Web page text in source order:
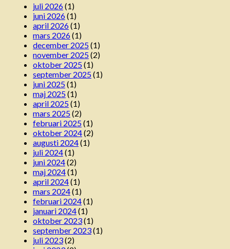
juli 2026(1)
juni 2026(1)
april 2026(1)
mars 2026(1)
december 2025(1)
november 2025(2)
oktober 2025(1)
september 2025(1)
juni 2025(1)
maj 2025(1)
april 2025(1)
mars 2025(2)
februari 2025(1)
oktober 2024(2)
augusti 2024(1)
juli 2024(1)
juni 2024(2)
maj 2024(1)
april 2024(1)
mars 2024(1)
februari 2024(1)
januari 2024(1)
oktober 2023(1)
september 2023(1)
juli 2023(2)